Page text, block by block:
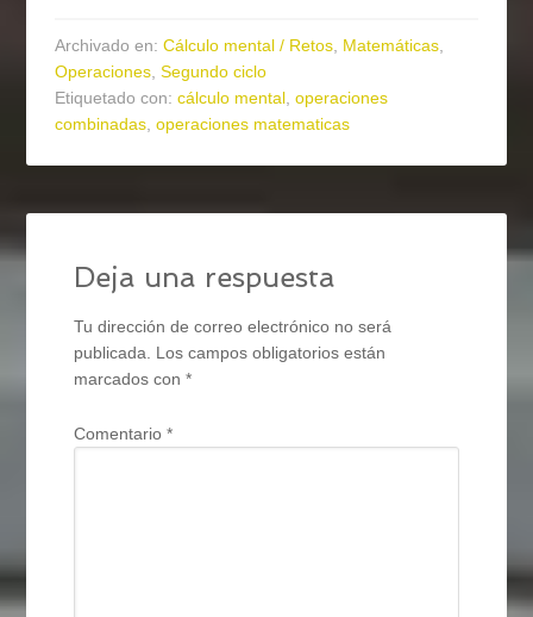
Archivado en:Cálculo mental / Retos Matemáticas
Operaciones ,Segundo ciclo
Etiquetado con:cálculo mental ,operaciones
combinadas ,operaciones matematicas
Deja una respuesta
Tu dirección de correo electrónico no será
publicada.
Los campos obligatorios están
marcados con*
Comentario*